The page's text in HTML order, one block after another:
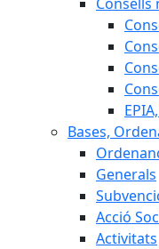
Bases,
Generals
Acció
Activitats